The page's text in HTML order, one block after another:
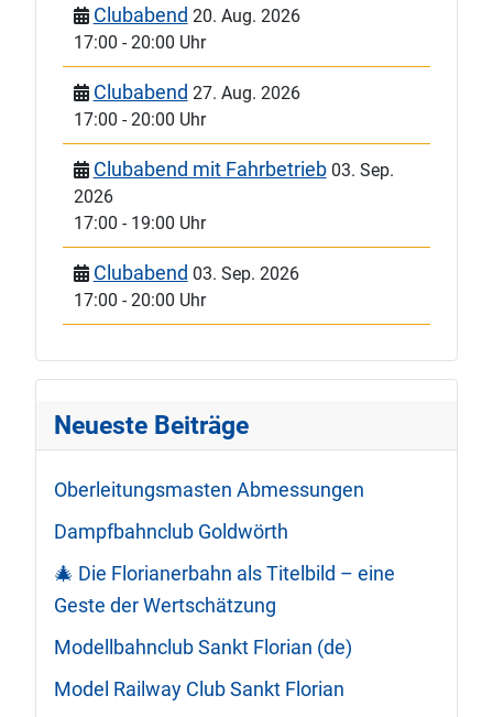
Clubabend 20. Aug. 2026
17:00 -20:00 Uhr
Clubabend 27. Aug. 2026
17:00 -20:00 Uhr
Clubabend mit Fahrbetrieb 03. Sep.
2026
17:00 - 19:00 Uhr
Clubabend 03. Sep. 2026
17:00 -20:00 Uhr
Neueste Beiträge
Oberleitungsmasten Abmessungen
Dampfbahnclub Goldwörth
🎄 Die Florianerbahn als Titelbild – eine
Geste der Wertschätzung
Modellbahnclub Sankt Florian (de)
Model Railway Club Sankt Florian